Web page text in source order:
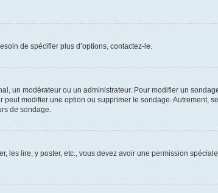
de spécifier plus d’options, contactez-le.
un modérateur ou un administrateur. Pour modifier un
modifier une option ou supprimer le sondage. Autrement,
de sondage.
les lire, y poster, etc., vous devez avoir une permission